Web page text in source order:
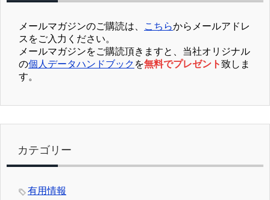
メールマガジンのご購読は、 こちらからメールアドレ
スをご入力ください。
メールマガジンをご購読頂きますと、当社オリジナル
の個人データハンドブック を無料でプレゼント致しま
す。
カテゴリー
有用情報